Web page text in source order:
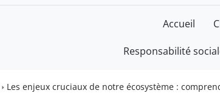
Accueil
Responsabilité
Les enjeux cruciaux de notre écosystème :